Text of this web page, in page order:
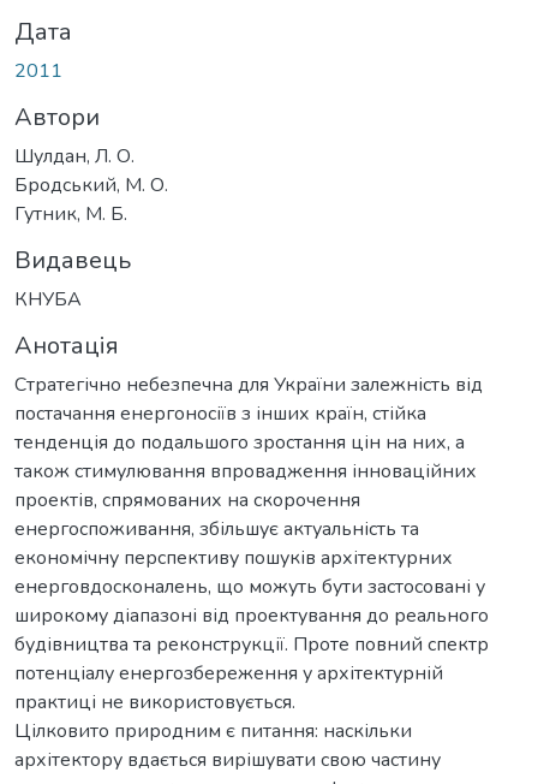
Дата
2011
Автори
Шулдан, Л. О.
Бродський, М. О.
Гутник, М. Б.
Видавець
КНУБА
Анотація
Стратегічно небезпечна для України залежність від
постачання енергоносіїв з інших країн, стійка
тенденція до подальшого зростання цін на них, а
також стимулювання впровадження інноваційних
проектів, спрямованих на скорочення
енергоспоживання, збільшує актуальність та
економічну перспективу пошуків архітектурних
енерговдосконалень, що можуть бути застосовані у
широкому діапазоні від проектування до реального
будівництва та реконструкції. Проте повний спектр
потенціалу енергозбереження у архітектурній
практиці не використовується.
Цілковито природним є питання: наскільки
архітектору вдається вирішувати свою частину